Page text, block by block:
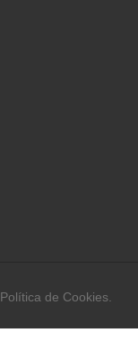
Política de Cookies.